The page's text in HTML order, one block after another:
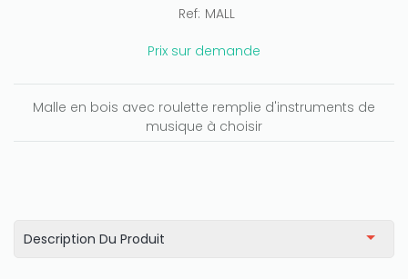
Ref: MALL
Prix sur demande
Malle en bois avec roulette remplie d'instruments de
musique à choisir
Description Du Produit